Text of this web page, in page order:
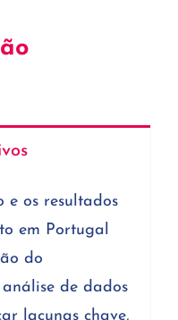
os resultados
em Portugal
do
de dados
lacunas chave,